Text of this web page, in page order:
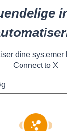
dine systemer
Connect to X